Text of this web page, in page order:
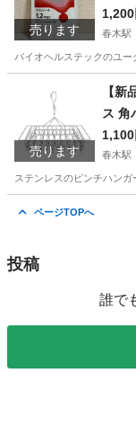
売ります
ト
1,200
春木駅
バイオヘルステックのユ
春
売ります
【
ス 角
1,100
春木駅
ステンレスのピンチハン
ページTOPへ
投稿
誰で